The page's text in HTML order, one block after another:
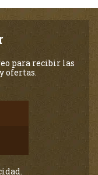
para recibir las
ofertas.